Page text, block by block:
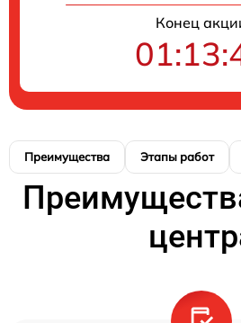
Конец
Преимущества Этапы работ